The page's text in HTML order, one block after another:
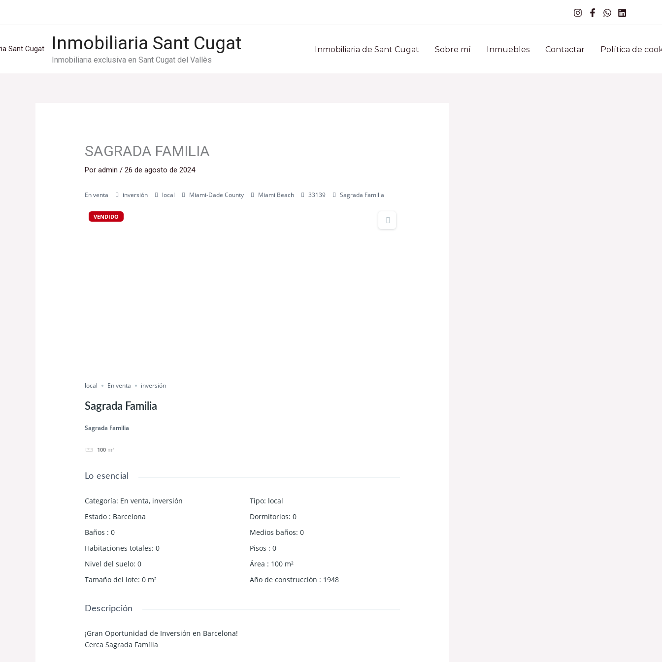
Inmobiliaria Sant Cugat
Inmobiliaria exclusiva en Sant Cugat del Vallès
Inmobiliaria de Sant Cugat Sobre mí Inmuebles Contactar Política de
SAGRADA FAMILIA
Poradmin/26 de agosto de 2024
En venta inversión local Miami-Dade County Miami Beach 33139 Sagrada Familia
VENDIDO
local En venta inversión
Sagrada Familia
Sagrada Familia
100 m²
Lo esencial
Categoría: En venta, inversión Tipo: local
Estado : Barcelona Dormitorios: 0
Baños : 0 Medios baños: 0
Habitaciones totales: 0 Pisos : 0
Nivel del suelo: 0 Área : 100 m²
Tamaño del lote: 0 m² Año de construcción : 1948
Descripción
¡Gran Oportunidad de Inversión en Barcelona!
Cerca Sagrada Família